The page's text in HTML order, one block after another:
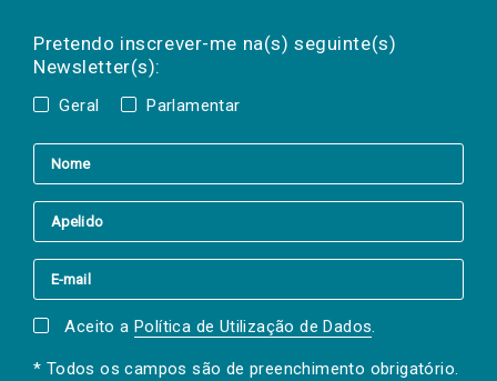
Pretendo inscrever-me na(s) seguinte(s)
Newsletter(s):
Geral Parlamentar
a(s) newsletter(s).
mail
Aceito a Política de Utilização de Dados.
* Todos os campos são de preenchimento obrigatório.